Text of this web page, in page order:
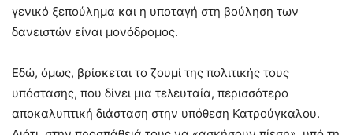
γενικό ξεπούλημα και η υποταγή στη βούληση των
δανειστών είναι μονόδρομος.
Εδώ, όμως, βρίσκεται το ζουμί της πολιτικής τους
υπόστασης, που δίνει μια τελευταία, περισσότερο
αποκαλυπτική διάσταση στην υπόθεση Κατρούγκαλου.